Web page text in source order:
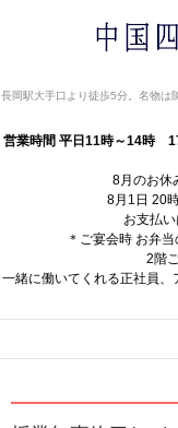
長岡駅大手口より徒歩5分。名物は
営業時間 平日11時～14時
8月のお休
8月1日 20
お支払
＊ご宴会時 お弁
2階
一緒に働いてくれる正社員、